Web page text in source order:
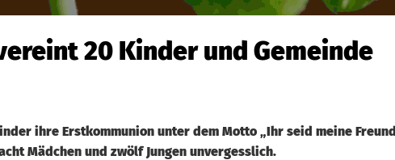
20 Kinder und Gemeinde
ihre Erstkommunion unter dem Motto „Ihr seid meine
Mädchen und zwölf Jungen unvergesslich.